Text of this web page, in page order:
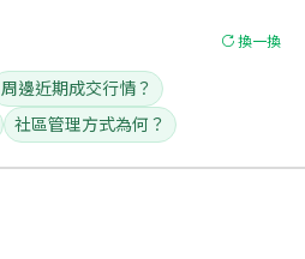
換一換
周邊近期成交行情？
社區管理方式為何？